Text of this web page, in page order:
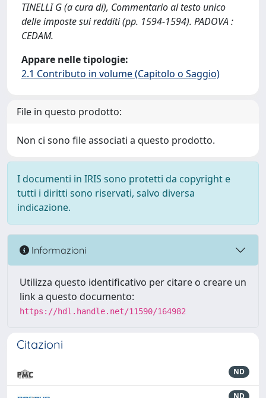
TINELLI G (a cura di), Commentario al testo unico
delle imposte sui redditi (pp. 1594-1594). PADOVA :
CEDAM.
Appare nelle tipologie:
2.1 Contributo in volume (Capitolo o Saggio)
File in questo prodotto:
Non ci sono file associati a questo prodotto.
I documenti in IRIS sono protetti da copyright e
tutti i diritti sono riservati, salvo diversa
indicazione.
Informazioni
Utilizza questo identificativo per citare o creare un
link a questo documento:
https://hdl.handle.net/11590/164982
Citazioni
ND